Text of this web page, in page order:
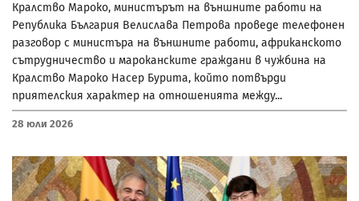
Кралство Мароко, министърът на външните работи на
Република България Велислава Петрова проведе телефонен
разговор с министъра на външните работи, африканското
сътрудничество и мароканските граждани в чужбина на
Кралство Мароко Насер Бурита, който потвърди
приятелския характер на отношенията между...
28 Юли 2026